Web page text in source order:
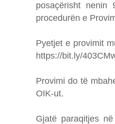
posaçërisht nenin
procedurën e
Pyetjet e provimit
https://bit.ly/
Provimi do të
OIK-ut.
Gjatë paraqitjes